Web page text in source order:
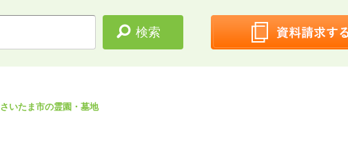
さいたま市の霊園・墓地